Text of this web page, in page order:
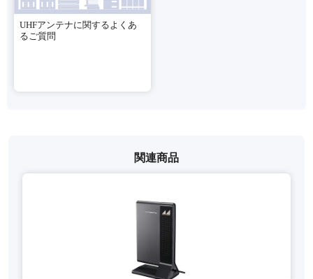
UHFアンテナに関するよくあ
るご質問
関連商品